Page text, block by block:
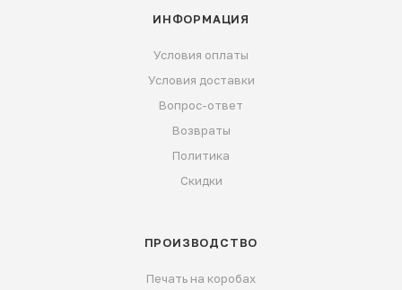
ИНФОРМАЦИЯ
Условия оплаты
Условия доставки
Вопрос-ответ
Возвраты
Политика
Скидки
ПРОИЗВОДСТВО
Печать на коробах